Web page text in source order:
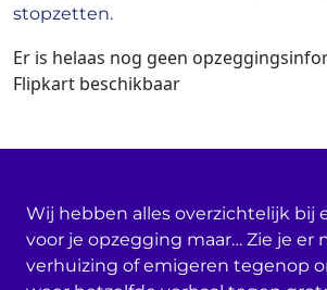
stopzetten.
Er is helaas nog geen
Flipkart beschikbaar
Wij hebben alles overzichtelijk bij
voor je opzegging maar… Zie je er
verhuizing of emigeren tegenop